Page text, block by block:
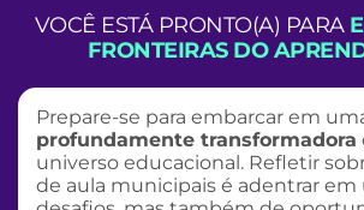
VOCÊ ESTÁ PRONTO(A) PARA
FRONTEIRAS DO
Prepare-se para embarcar em
profundamente transformadora
universo educacional. Refletir
de aula municipais é adentrar